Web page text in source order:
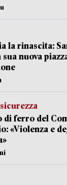
la rinascita:
nuova
di ferro del
«Violenza e